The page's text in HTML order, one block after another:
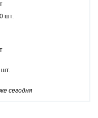
шт.
шт.
сегодня